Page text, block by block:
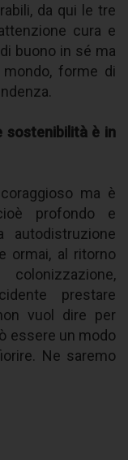
da qui le tre
cura e
buono in sé ma
forme di
sostenibilità è in
ma è
profondo e
ormai, al ritorno
prestare
vuol dire per
essere un modo
Ne saremo